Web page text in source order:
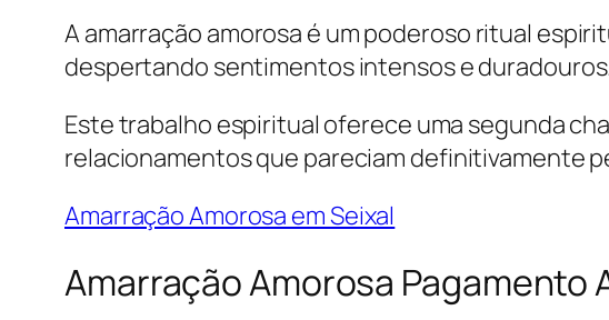
A amarração amorosa é um poderoso ritual
despertando sentimentos intensos e
Este trabalho espiritual oferece uma segunda
relacionamentos que pareciam definitivamente
Amarração Amorosa em Seixal
Amarração Amorosa Pagamento